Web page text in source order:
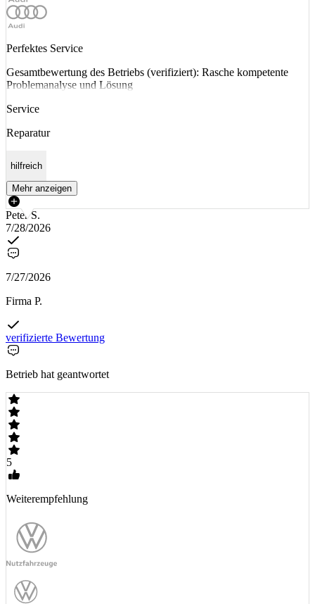
Perfektes Service
Gesamtbewertung des Betriebs (verifiziert): Rasche kompetente
Problemanalyse und Lösung
Service
Reparatur
hilfreich
Mehr anzeigen
Peter S.
7/28/2026
7/27/2026
Firma P.
verifizierte Bewertung
Betrieb hat geantwortet
5
Weiterempfehlung